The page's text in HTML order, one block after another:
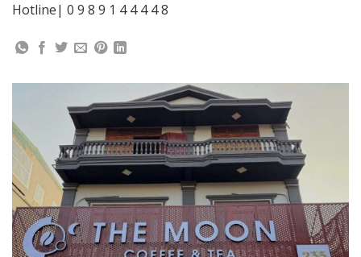
Hotline| 0 9 8 9 1 4 4 4 4 8